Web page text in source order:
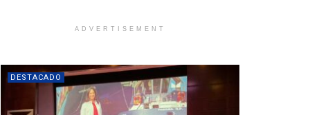
ADVERTISEMENT
DESTACADO